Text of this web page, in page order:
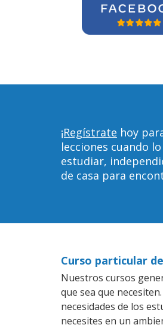
¡Regístrate hoy
lecciones cuando
estudiar,
de casa para
Curso particular
Nuestros cursos
que sea que
necesidades de los
necesites en un